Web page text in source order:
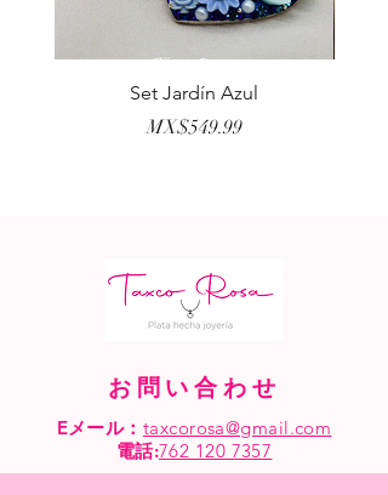
Set Jardín Azul
価格
MX$549.99
お問い合わせ
Eメール： taxcorosa@gmail.com
電話:762 120 7357